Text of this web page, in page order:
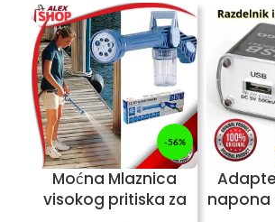
-56%
Moćna Mlaznica
visokog pritiska za
napona